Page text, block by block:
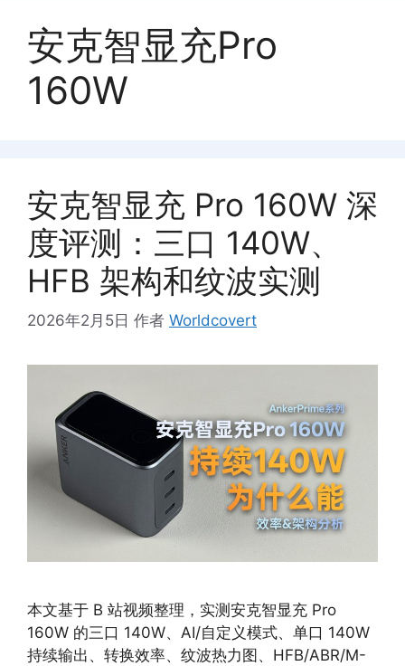
安克智显充Pro
160W
安克智显充 Pro 160W 深
度评测：三口 140W、
HFB 架构和纹波实测
2026年2月5日 作者 Worldcovert
本文基于 B 站视频整理，实测安克智显充 Pro
160W 的三口 140W、AI/自定义模式、单口 140W
持续输出、转换效率、纹波热力图、HFB/ABR/M-